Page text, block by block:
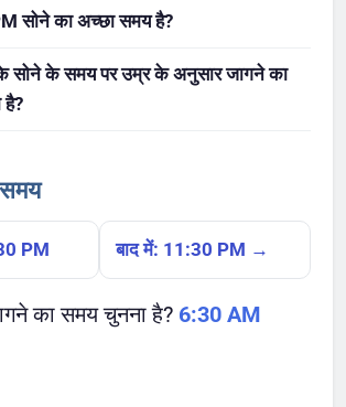
सोने का अच्छा समय है?
सोने के समय पर उम्र के अनुसार जागने का
PM बाद में: 11:30 PM →
का समय चुनना है? 6:30 AM